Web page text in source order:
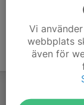
Vi
webbplats
även för